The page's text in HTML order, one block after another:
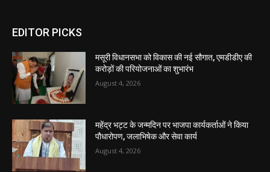
EDITOR PICKS
मसूरी विधानसभा को विकास की नई सौगात, एमडीडीए की
करोड़ों की परियोजनाओं का शुभारंभ
August 4, 2026
महेंद्र भट्ट के जन्मदिन पर भाजपा कार्यकर्ताओं ने किया
पौधारोपण, जलाभिषेक और सेवा कार्य
August 4, 2026